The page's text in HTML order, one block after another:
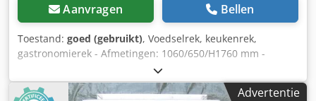
Aanvragen Bellen
Toestand: goed (gebruikt), Voedselrek, keukenrek,
gastronomierek - Afmetingen: 1060/650/H1760 mm -
Afstand tussen legborden: 370 mm - Materiaal: aluminium
- Gewicht: 42 kg Dedpob A I Nqefx Adpock
Advertentie